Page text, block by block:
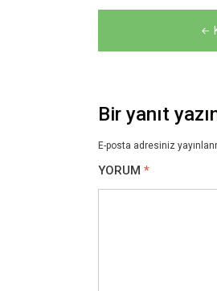
Bir yanıt
E-posta adresiniz
YORUM *